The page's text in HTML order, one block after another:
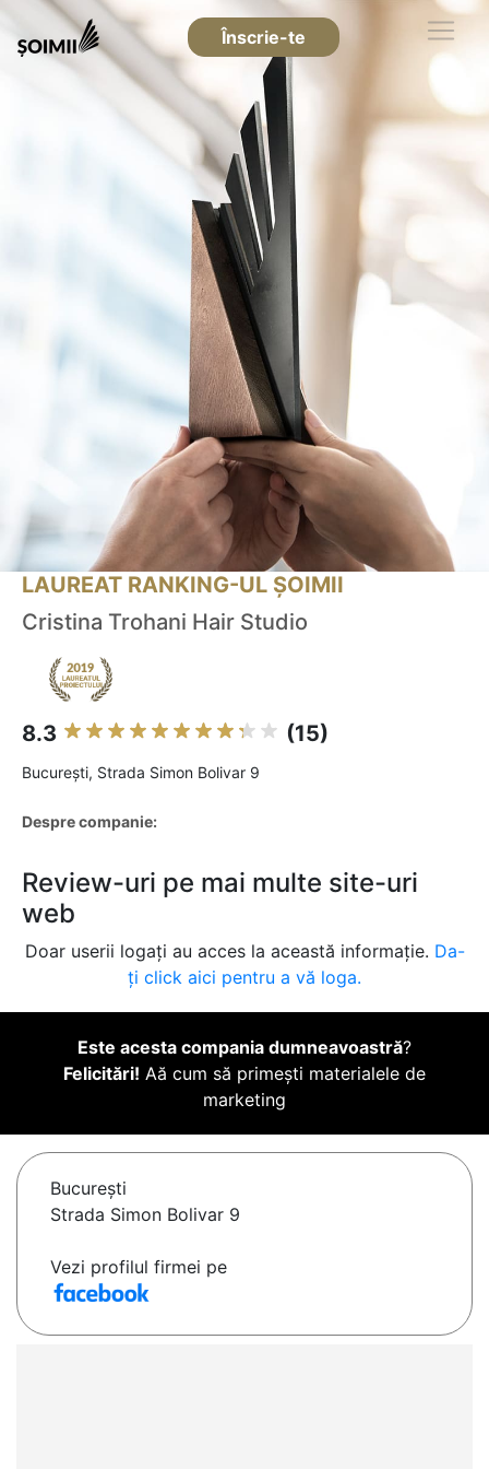
Înscrie-te
LAUREAT RANKING-UL ȘOIMII
Cristina Trohani Hair Studio
8.3 (15)
Bucureşti, Strada Simon Bolivar 9
Despre companie:
Review-uri pe mai multe site-uri
web
Doar userii logați au acces la această informație. Da-
ți click aici pentru a vă loga.
Este acesta compania dumneavoastră?
Felicitări! Aă cum să primești materialele de
marketing
Bucureşti
Strada Simon Bolivar 9
Vezi profilul firmei pe